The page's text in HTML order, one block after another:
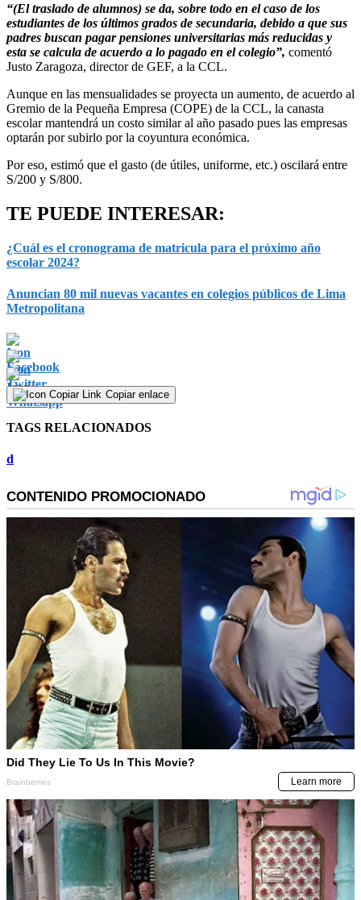
“(El traslado de alumnos) se da, sobre todo en el caso de los
estudiantes de los últimos grados de secundaria, debido a que sus
padres buscan pagar pensiones universitarias más reducidas y
esta se calcula de acuerdo a lo pagado en el colegio”, comentó
Justo Zaragoza, director de GEF, a la CCL.
Aunque en las mensualidades se proyecta un aumento, de acuerdo al
Gremio de la Pequeña Empresa (COPE) de la CCL, la canasta
escolar mantendrá un costo similar al año pasado pues las empresas
optarán por subirlo por la coyuntura económica.
Por eso, estimó que el gasto (de útiles, uniforme, etc.) oscilará entre
S/200 y S/800.
TE PUEDE INTERESAR:
¿Cuál es el cronograma de matricula para el próximo año
escolar 2024?
Anuncian 80 mil nuevas vacantes en colegios públicos de Lima
Metropolitana
Copiar enlace
TAGS RELACIONADOS
d